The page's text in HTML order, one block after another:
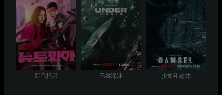
新乌托邦 巴黎深渊 少女斗恶龙